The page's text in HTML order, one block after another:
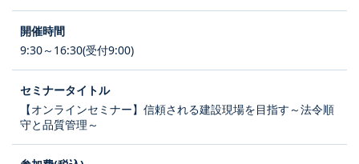
9:30～16:30(受付9:00)
【オンラインセミナー】信頼される建設現場を目指す～法令順
守と品質管理～